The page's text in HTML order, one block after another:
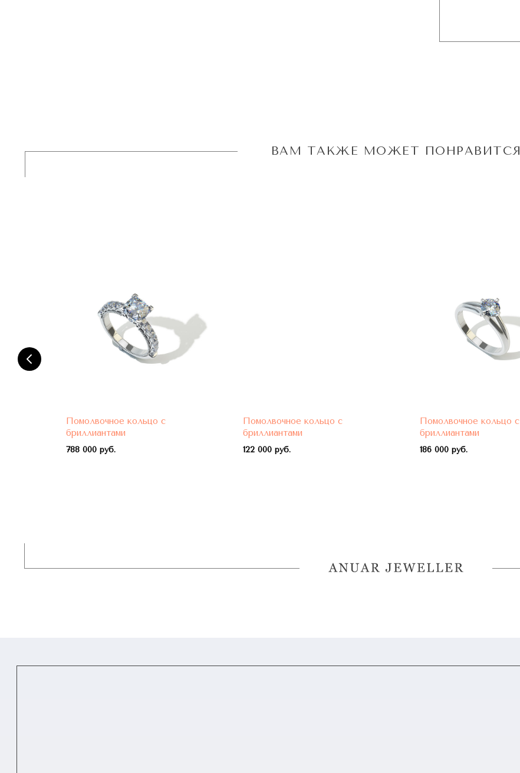
ВАМ ТАКЖЕ МОЖЕТ ПОНРАВИТСЯ
Помолвочное кольцо с
бриллиантами
788 000 руб.
Помолвочное кольцо с
бриллиантами
122 000 руб.
Помолвочное кольцо с
бриллиантами
186 000 руб.